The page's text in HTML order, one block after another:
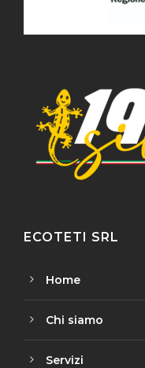
ECOTETI SRL
Home
Chi siamo
Servizi